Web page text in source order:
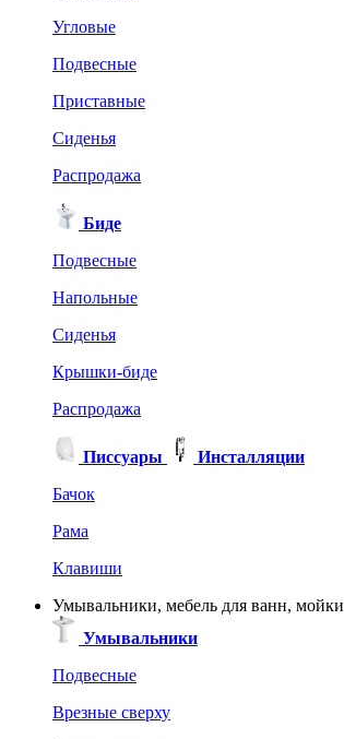
Угловые
Подвесные
Приставные
Сиденья
Распродажа
Биде
Подвесные
Напольные
Сиденья
Крышки-биде
Распродажа
Писсуары
Инсталляции
Бачок
Рама
Клавиши
Умывальники, мебель для ванн, мойки
Умывальники
Подвесные
Врезные сверху